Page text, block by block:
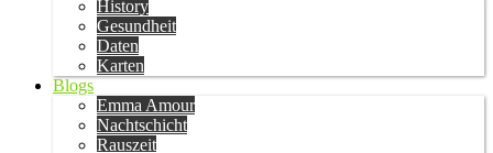
History
Gesundheit
Daten
Karten
Blogs
Emma Amour
Nachtschicht
Rauszeit